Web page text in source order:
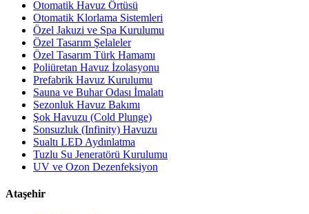
Otomatik Havuz Örtüsü
Otomatik Klorlama Sistemleri
Özel Jakuzi ve Spa Kurulumu
Özel Tasarım Şelaleler
Özel Tasarım Türk Hamamı
Poliüretan Havuz İzolasyonu
Prefabrik Havuz Kurulumu
Sauna ve Buhar Odası İmalatı
Sezonluk Havuz Bakımı
Şok Havuzu (Cold Plunge)
Sonsuzluk (Infinity) Havuzu
Sualtı LED Aydınlatma
Tuzlu Su Jeneratörü Kurulumu
UV ve Ozon Dezenfeksiyon
Ataşehir